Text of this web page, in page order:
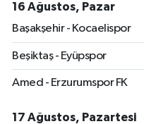
16 Ağustos, Pazar
Başakşehir - Kocaelispor
Beşiktaş - Eyüpspor
Amed - Erzurumspor FK
17 Ağustos, Pazartesi